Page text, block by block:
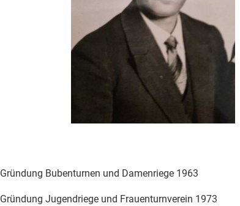
Gründung Bubenturnen und Damenriege 1963
Gründung Jugendriege und Frauenturnverein 1973